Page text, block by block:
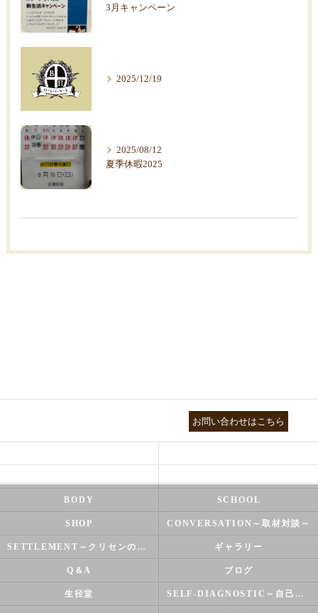
3月キャンペーン
2025/12/19
2025/08/12
夏季休暇2025
お問い合わせはこちら
BODY SCHOOL
SHOP CONVERSATION～取材対談～
SETTLEMENT～クリセンのズバリ解決シリーズ～ ギャラリー
Q＆A ブログ
生径堂 SELF-DIAGNOSTIC～自己診断～